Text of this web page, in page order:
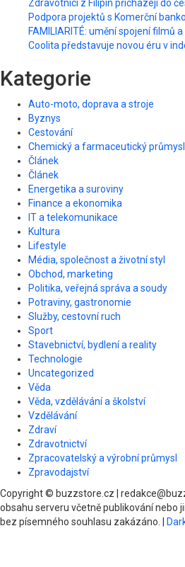
Zdravotníci z Filipín přicházejí do
Podpora projektů s Komerční
FAMILIARITÉ: umění spojení filmů
Coolita představuje novou éru v
Kategorie
Auto-moto, doprava a stroje
Byznys
Cestování
Chemický a farmaceutický průmysl
Článek
Článek
Energetika a suroviny
Finance a ekonomika
IT a telekomunikace
Kultura
Lifestyle
Média, společnost a životní styl
Obchod, marketing
Politika, veřejná správa a soudy
Potraviny, gastronomie
Služby, cestovní ruch
Sport
Stavebnictví, bydlení a reality
Technologie
Uncategorized
Věda
Věda, vzdělávání a školství
Vzdělávání
Zdraví
Zdravotnictví
Zpracovatelský a výrobní průmysl
Zpravodajství
Copyright © buzzstore.cz |
obsahu serveru včetně publikování nebo
bez písemného souhlasu zakázáno.